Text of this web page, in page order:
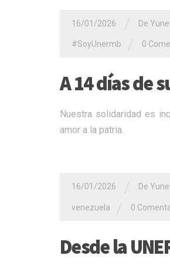
16/01/2026 De
#SoyUnermb 0
A 14 días de
Nuestra solidaridad es
amor a la patria.
16/01/2026 De
venezuela 0
Desde la